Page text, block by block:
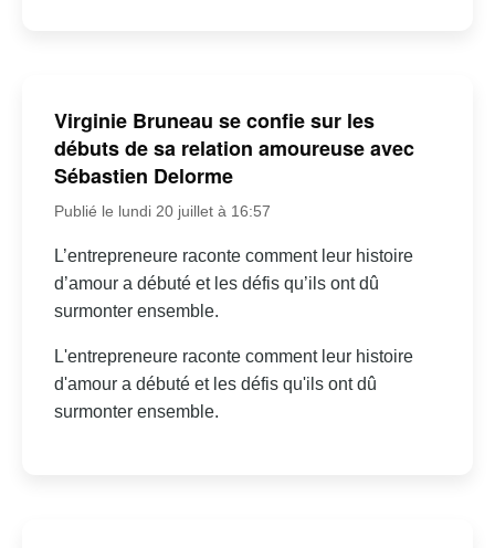
Virginie Bruneau se confie sur les
débuts de sa relation amoureuse avec
Sébastien Delorme
Publié le lundi 20 juillet à 16:57
L’entrepreneure raconte comment leur histoire
d’amour a débuté et les défis qu’ils ont dû
surmonter ensemble.
L'entrepreneure raconte comment leur histoire
d'amour a débuté et les défis qu'ils ont dû
surmonter ensemble.